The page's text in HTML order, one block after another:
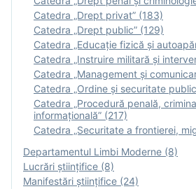
Catedra „Drept privat” (183)
Catedra „Drept public” (129)
Catedra „Educație fizică şi
Catedra „Instruire militară şi
Catedra „Management și
Catedra „Ordine și securitate
Catedra „Procedură penală,
informațională” (217)
Catedra „Securitate a frontierei,
Departamentul Limbi Moderne (8)
Lucrări științifice (8)
Manifestări ştiinţifice (24)